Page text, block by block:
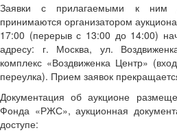
Заявки с прилагаемыми к ним
принимаются организатором
17:00 (перерыв с 13:00 до 14:00)
адресу: г. Москва, ул.
комплекс «Воздвиженка Центр»
переулка). Прием заявок
Документация об аукционе
Фонда «РЖС», аукционная
доступе: